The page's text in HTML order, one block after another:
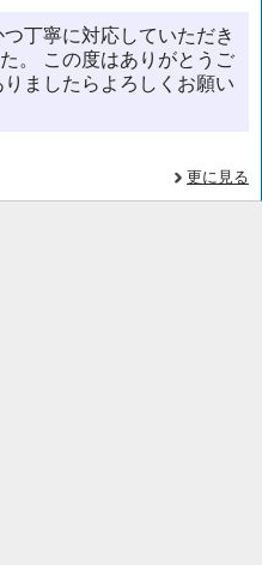
丁寧に対応していただき
。 この度はありがとうご
ましたらよろしくお願い
更に見る